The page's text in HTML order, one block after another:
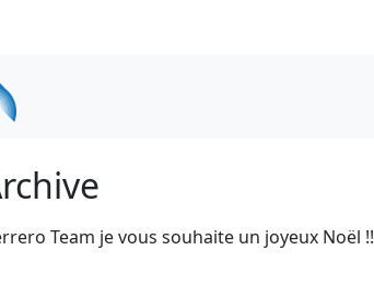
Team je vous souhaite un joyeux Noël !!